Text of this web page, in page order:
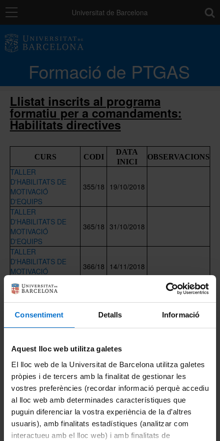
Consentiment Detalls Informació
Aquest lloc web utilitza galetes
El lloc web de la Universitat de Barcelona utilitza galetes
pròpies i de tercers amb la finalitat de gestionar les
vostres preferències (recordar informació perquè accediu
al lloc web amb determinades característiques que
puguin diferenciar la vostra experiència de la d’altres
usuaris), amb finalitats estadístiques (analitzar com
interactueu amb el lloc web) i amb finalitats de
Navegació Universitat de Barcelona
Formació de PTGAS
Catàleg de la formació del PTGAS
Cursos a mida
Normativa
Històric i memòries
Directori UB
Llistat inscrits al programa
formatiu per a comandaments:
Habilitats directives
CURS CODI
DATA
INICI
OBSERVACIONS
TALLER
D'HABILITATS DE
MOTIVACIÓ
D'EQUIPS
355/18 19/10/2018
TALLER
D'HABILITATS DE
MOTIVACIÓ
D'EQUIPS
365/18 31/10/2018
TALLER
D'HABILITATS DE
MOTIVACIÓ
D'EQUIPS
366/18 14/11/2018
JORNADA-TALLER
D'ACCEPTACIÓ I
GESTIÓ DE
CRÍTIQUES
353/18 14/11/2018
JORNADA-TALLER
GESTIÓ DE
CRÍTIQUES
354/18 21/11/2018
CREATIVITAT PER
INNOVAR
357/18 15/10/2018
JORNADA DE
CREATIVITAT PER
INNOVAR
358/18 19/10/2018
JORNADA DE